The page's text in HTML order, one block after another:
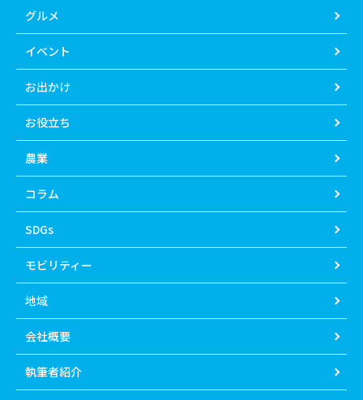
グルメ
イベント
お出かけ
お役立ち
農業
コラム
SDGs
モビリティー
地域
会社概要
執筆者紹介